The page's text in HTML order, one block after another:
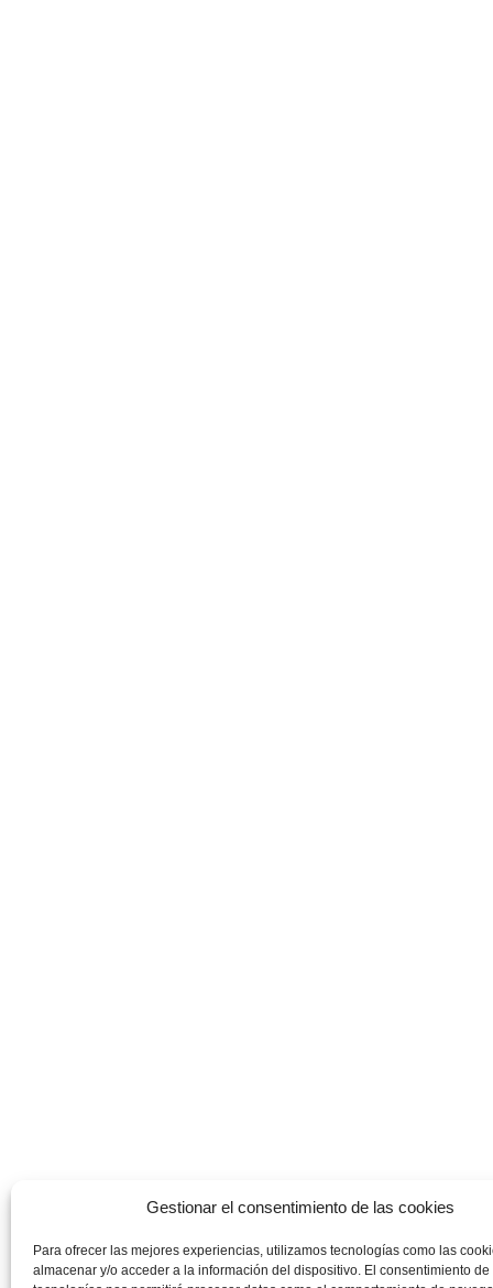
Gestionar el consentimiento de las cookies
Para ofrecer las mejores experiencias, utilizamos tecnologías como las
almacenar y/o acceder a la información del dispositivo. El consentimiento de